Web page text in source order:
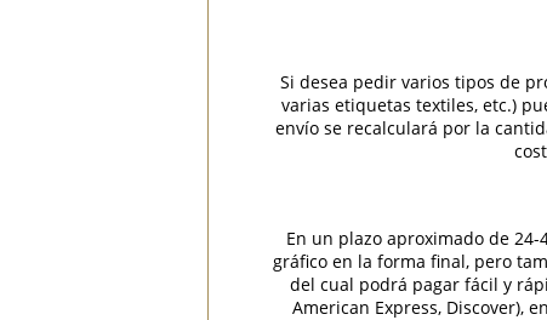
Si desea pedir varios tipos de
varias etiquetas textiles, etc.)
envío se recalculará por la
En un plazo aproximado de
gráfico en la forma final, pero
del cual podrá pagar fácil y
American Express, Discover),